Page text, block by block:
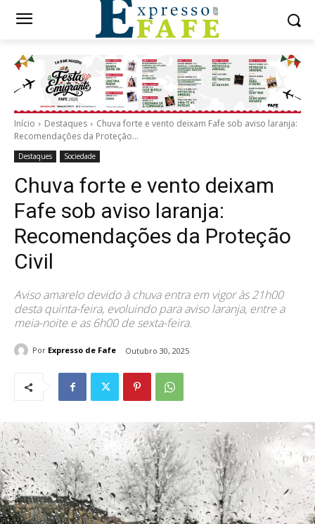
Início Destaques
Chuva forte e vento deixam Fafe sob aviso laranja:
Recomendações da Proteção...
Destaques Sociedade
Chuva forte e vento deixam
Fafe sob aviso laranja:
Recomendações da Proteção
Civil
Aviso amarelo devido à chuva entra em vigor às 21h00
desta quinta-feira, evoluindo para aviso laranja, entre a
meia-noite e as 6h00 de sexta-feira.
Por Expresso de Fafe Outubro 30, 2025